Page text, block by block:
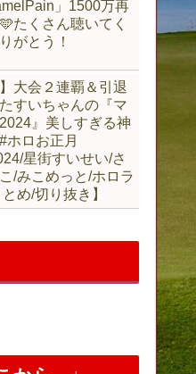
」1500万再
たくさん聴いてく
がとう！
】大会２連覇＆引退
すいちゃんの『マ
』美しすぎる神
ホロお正月
星街すいせい/さ
/みこめっと/ホロラ
め/切り抜き】